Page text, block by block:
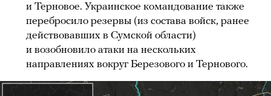
и Терновое. Украинское командование также
перебросило резервы (из состава войск, ранее
действовавших в Сумской области)
и возобновило атаки на нескольких
направлениях вокруг Березового и Тернового.